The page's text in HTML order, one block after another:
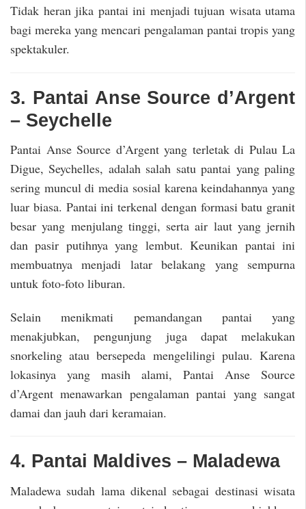
Tidak heran jika pantai ini menjadi tujuan wisata utama
bagi mereka yang mencari pengalaman pantai tropis yang
spektakuler.
3. Pantai Anse Source d’Argent
– Seychelle
Pantai Anse Source d’Argent yang terletak di Pulau La
Digue, Seychelles, adalah salah satu pantai yang paling
sering muncul di media sosial karena keindahannya yang
luar biasa. Pantai ini terkenal dengan formasi batu granit
besar yang menjulang tinggi, serta air laut yang jernih
dan pasir putihnya yang lembut. Keunikan pantai ini
membuatnya menjadi latar belakang yang sempurna
untuk foto-foto liburan.
Selain menikmati pemandangan pantai yang
menakjubkan, pengunjung juga dapat melakukan
snorkeling atau bersepeda mengelilingi pulau. Karena
lokasinya yang masih alami, Pantai Anse Source
d’Argent menawarkan pengalaman pantai yang sangat
damai dan jauh dari keramaian.
4. Pantai Maldives – Maladewa
Maladewa sudah lama dikenal sebagai destinasi wisata